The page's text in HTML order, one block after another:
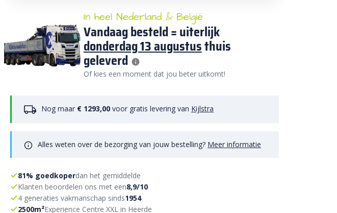
In heel Nederland & België
Vandaag besteld = uiterlijk
donderdag 13 augustusthuis
geleverd
Of kies een moment dat jou beter uitkomt!
Nog maar € 1293,00 voor gratis levering van Kijlstra
Alles weten over de bezorging van jouw bestelling? Meer informatie
81% goedkoperdan het gemiddelde
Klanten beoordelen ons met een8,9/10
4 generaties vakmanschap sinds1954
2500m²Experience Centre XXL in Heerde